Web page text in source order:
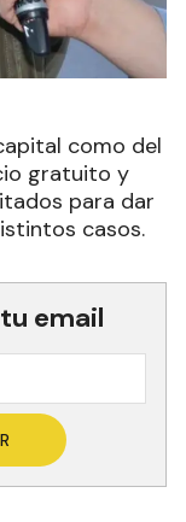
como del
gratuito y
para dar
casos.
email